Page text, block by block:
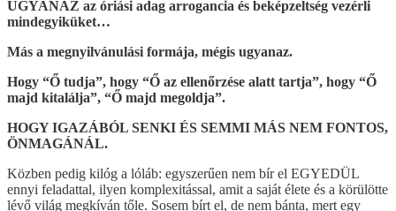
UGYANAZ az óriási adag arrogancia és beképzeltség vezérli
mindegyiküket…
Más a megnyilvánulási formája, mégis ugyanaz.
Hogy “Ő tudja”, hogy “Ő az ellenőrzése alatt tartja”, hogy “Ő
majd kitalálja”, “Ő majd megoldja”.
HOGY IGAZÁBÓL SENKI ÉS SEMMI MÁS NEM FONTOS,
ÖNMAGÁNÁL.
Közben pedig kilóg a lóláb: egyszerűen nem bír el EGYEDÜL
ennyi feladattal, ilyen komplexitással, amit a saját élete és a körülötte
lévő világ megkíván tőle. Sosem bírt el, de nem bánta, mert egy